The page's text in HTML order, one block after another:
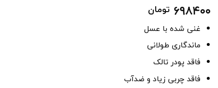
۶۹۸۴۰۰ تومان
غنی شده با عسل
ماندگاری طولانی
فاقد پودر تالک
فاقد چربی زیاد و ضدآب